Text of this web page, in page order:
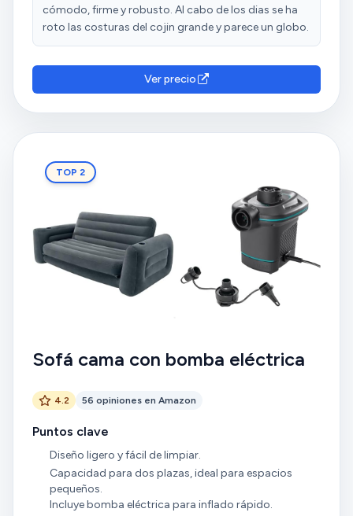
compres. Pero si quieres ver envidia en los ojos
ajenos mientras tú te echas la siesta como en el
cómodo, firme y robusto. Al cabo de los dias se ha
roto las costuras del cojin grande y parece un globo.
Ver precio
TOP 2
Sofá cama con bomba eléctrica
4.2 56 opiniones en Amazon
Puntos clave
Diseño ligero y fácil de limpiar.
Capacidad para dos plazas, ideal para espacios
pequeños.
Incluye bomba eléctrica para inflado rápido.